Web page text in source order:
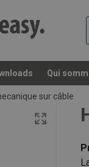
Qui
sur câble